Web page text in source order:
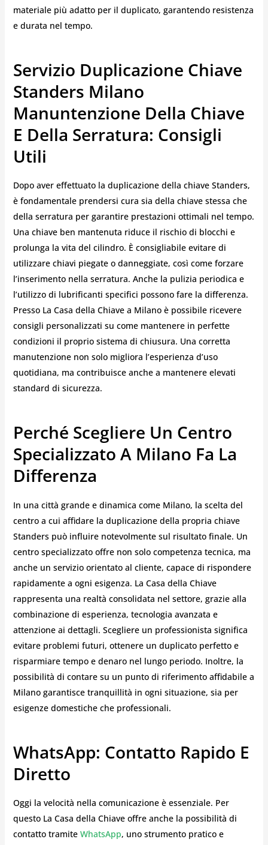
materiale più adatto per il duplicato, garantendo resistenza
e durata nel tempo.
Servizio Duplicazione Chiave
Standers Milano
Manuntenzione Della Chiave
E Della Serratura: Consigli
Utili
Dopo aver effettuato la duplicazione della chiave Standers,
è fondamentale prendersi cura sia della chiave stessa che
della serratura per garantire prestazioni ottimali nel tempo.
Una chiave ben mantenuta riduce il rischio di blocchi e
prolunga la vita del cilindro. È consigliabile evitare di
utilizzare chiavi piegate o danneggiate, così come forzare
l’inserimento nella serratura. Anche la pulizia periodica e
l’utilizzo di lubrificanti specifici possono fare la differenza.
Presso La Casa della Chiave a Milano è possibile ricevere
consigli personalizzati su come mantenere in perfette
condizioni il proprio sistema di chiusura. Una corretta
manutenzione non solo migliora l’esperienza d’uso
quotidiana, ma contribuisce anche a mantenere elevati
standard di sicurezza.
Perché Scegliere Un Centro
Specializzato A Milano Fa La
Differenza
In una città grande e dinamica come Milano, la scelta del
centro a cui affidare la duplicazione della propria chiave
Standers può influire notevolmente sul risultato finale. Un
centro specializzato offre non solo competenza tecnica, ma
anche un servizio orientato al cliente, capace di rispondere
rapidamente a ogni esigenza. La Casa della Chiave
rappresenta una realtà consolidata nel settore, grazie alla
combinazione di esperienza, tecnologia avanzata e
attenzione ai dettagli. Scegliere un professionista significa
evitare problemi futuri, ottenere un duplicato perfetto e
risparmiare tempo e denaro nel lungo periodo. Inoltre, la
possibilità di contare su un punto di riferimento affidabile a
Milano garantisce tranquillità in ogni situazione, sia per
esigenze domestiche che professionali.
WhatsApp: Contatto Rapido E
Diretto
Oggi la velocità nella comunicazione è essenziale. Per
questo La Casa della Chiave offre anche la possibilità di
contatto tramiteWhatsApp, uno strumento pratico e